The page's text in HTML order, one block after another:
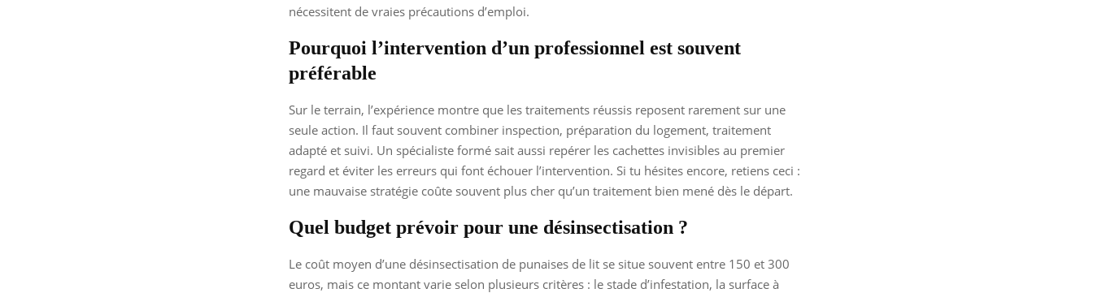
nécessitent de vraies précautions d’emploi.
Pourquoi l’intervention d’un professionnel est souvent
préférable
Sur le terrain, l’expérience montre que les traitements réussis reposent rarement sur une
seule action. Il faut souvent combiner inspection, préparation du logement, traitement
adapté et suivi. Un spécialiste formé sait aussi repérer les cachettes invisibles au premier
regard et éviter les erreurs qui font échouer l’intervention. Si tu hésites encore, retiens ceci :
une mauvaise stratégie coûte souvent plus cher qu’un traitement bien mené dès le départ.
Quel budget prévoir pour une désinsectisation ?
Le coût moyen d’une désinsectisation de punaises de lit se situe souvent entre 150 et 300
euros, mais ce montant varie selon plusieurs critères : le stade d’infestation, la surface à